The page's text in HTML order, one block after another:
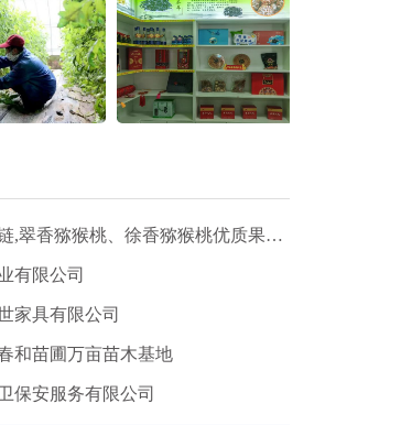
猕猴桃供应链,翠香猕猴桃、徐香猕猴桃优质果品团购网
有限公司
家具有限公司
和苗圃万亩苗木基地
保安服务有限公司